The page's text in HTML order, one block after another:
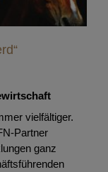
vielfältiger.
Partner
ganz